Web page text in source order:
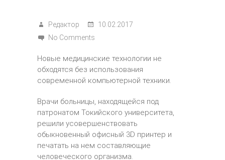
Редактор
10.02.2017
No Comments
Новые медицинские технологии не
обходятся без использования
современной компьютерной техники.
Врачи больницы, находящейся под
патронатом Токийского университета,
решили усовершенствовать
обыкновенный офисный 3D принтер и
печатать на нем составляющие
человеческого организма.